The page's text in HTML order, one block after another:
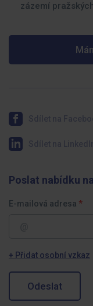
zázemí
Poslat nabídku
E-mailová adresa
+ Přidat osobní vzkaz
Odeslat